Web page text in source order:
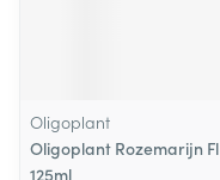
Oligoplant
Oligoplant Rozemarijn Fl
125ml